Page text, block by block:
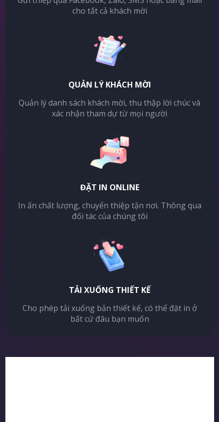
cho tất cả khách mời
QUẢN LÝ KHÁCH MỜI
Quản lý danh sách khách mời, thu thập lời chúc và
xác nhận tham dự từ mọi người
ĐẶT IN ONLINE
In ấn chất lượng, chuyển thiệp tận nơi. Thông qua
đối tác của chúng tôi
TẢI XUỐNG THIẾT KẾ
Cho phép tải xuống bản thiết kế, có thể đặt in ở
bất cứ đâu bạn muốn